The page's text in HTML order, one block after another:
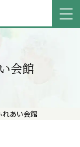
会館
れあい会館